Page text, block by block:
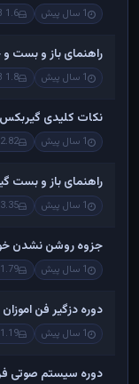
1 سال پیش 1.6 MB
راهنمای باز و بست
1 سال پیش 1.8 MB
نکات کلیدی گیربکس
1 سال پیش 2.82 MB
راهنمای باز و بست
1 سال پیش 3.35 MB
جزوه روشن نشدن
1 سال پیش MB
دوره دزگیر فن اموزان
1 سال پیش 1.19 MB
دوره سیستم صوتی